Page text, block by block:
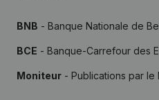
BNB - Banque Nationale de
BCE - Banque-Carrefour des
Moniteur - Publications par le